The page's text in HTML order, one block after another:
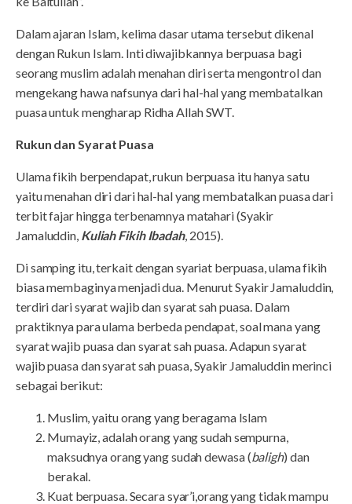
Dalam ajaran Islam, kelima dasar utama tersebut dikenal
dengan Rukun Islam. Inti diwajibkannya berpuasa bagi
seorang muslim adalah menahan diri serta mengontrol dan
mengekang hawa nafsunya dari hal-hal yang membatalkan
puasa untuk mengharap Ridha Allah SWT.
Rukun dan Syarat Puasa
Ulama fikih berpendapat, rukun berpuasa itu hanya satu
yaitu menahan diri dari hal-hal yang membatalkan puasa dari
terbit fajar hingga terbenamnya matahari (Syakir
Jamaluddin, Kuliah Fikih Ibadah, 2015).
Di samping itu, terkait dengan syariat berpuasa, ulama fikih
biasa membaginya menjadi dua. Menurut Syakir Jamaluddin,
terdiri dari syarat wajib dan syarat sah puasa. Dalam
praktiknya para ulama berbeda pendapat, soal mana yang
syarat wajib puasa dan syarat sah puasa. Adapun syarat
wajib puasa dan syarat sah puasa, Syakir Jamaluddin merinci
sebagai berikut:
Muslim, yaitu orang yang beragama Islam
Mumayiz, adalah orang yang sudah sempurna,
maksudnya orang yang sudah dewasa (baligh) dan
berakal.
Kuat berpuasa. Secara syar’i,orang yang tidak mampu